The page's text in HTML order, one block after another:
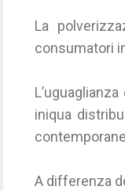
La
consumatori
iniqua
A differenza